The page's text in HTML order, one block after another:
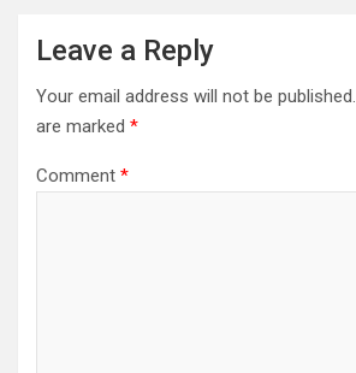
Leave a Reply
Your email address will not be published.
are marked *
Comment *